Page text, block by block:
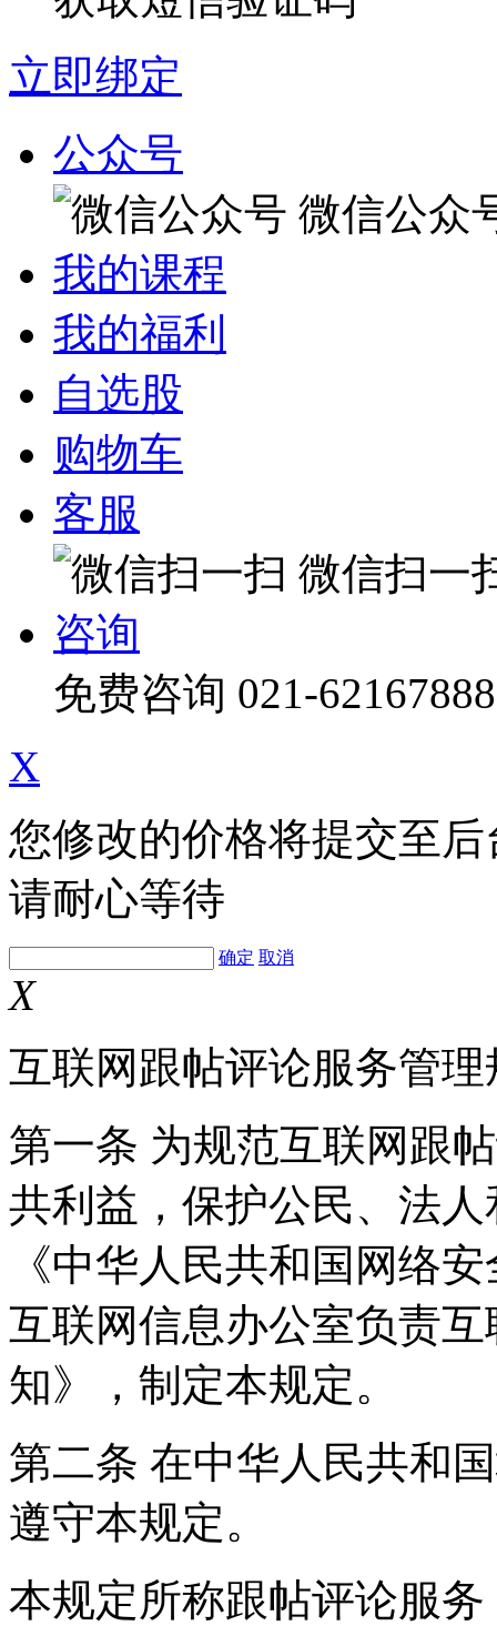
立即绑定
公众号
微信公众
我的课程
我的福利
自选股
购物车
客服
微信扫一
咨询
免费咨询 021-62167888
X
您修改的价格将提交至
请耐心等待
确定 取消
X
互联网跟帖评论服务管理
第一条 为规范互联网跟
共利益，保护公民、法
《中华人民共和国网络
互联网信息办公室负责
知》，制定本规定。
第二条 在中华人民共和
遵守本规定。
本规定所称跟帖评论服